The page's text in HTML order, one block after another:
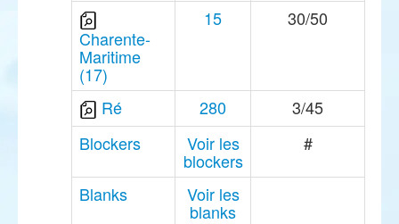
Charente-
Maritime
(17)
15 30/50
Ré 280
3/45
Blockers
Voir les
blockers
#
Blanks Voir les
blanks